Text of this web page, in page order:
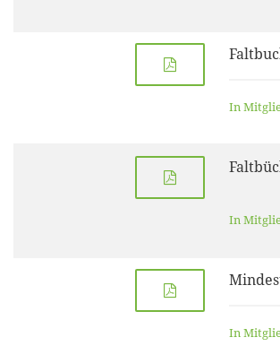
In
In
In